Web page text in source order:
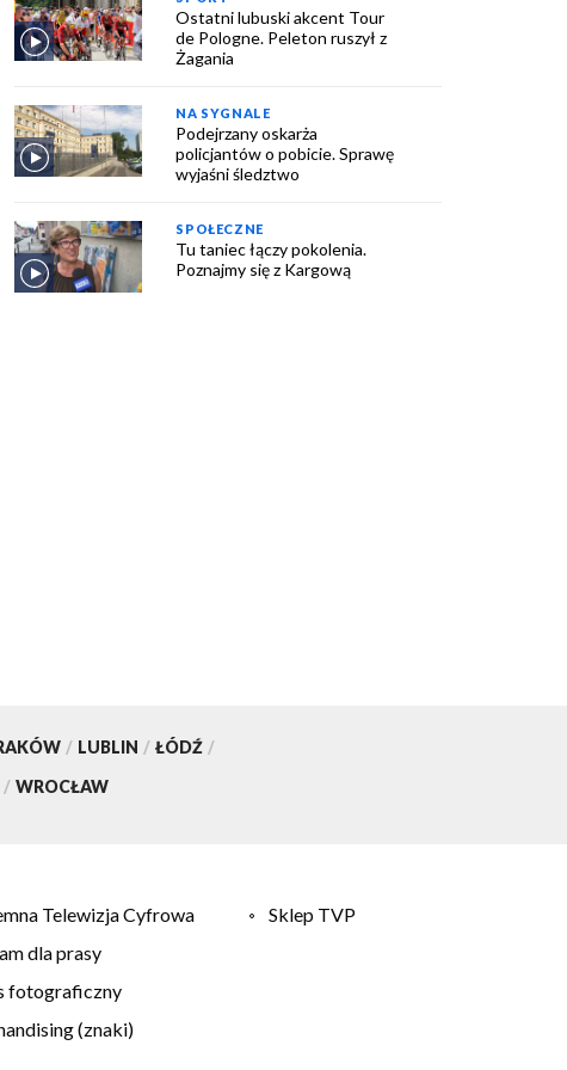
Ostatni lubuski akcent Tour
de Pologne. Peleton ruszył z
Żagania
NA SYGNALE
Podejrzany oskarża
policjantów o pobicie. Sprawę
wyjaśni śledztwo
SPOŁECZNE
Tu taniec łączy pokolenia.
Poznajmy się z Kargową
/ LUBLIN / ŁÓDŹ /
/ WROCŁAW
Telewizja Cyfrowa
Sklep TVP
dla prasy
fotograficzny
(znaki)